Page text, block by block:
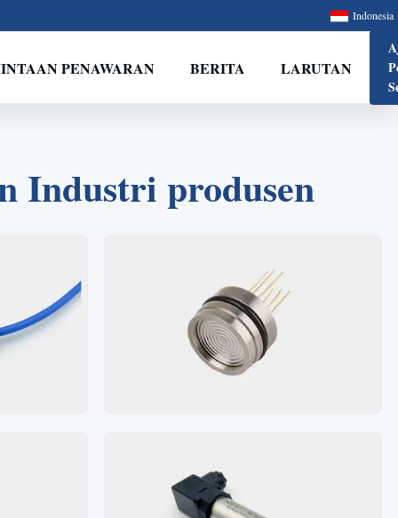
Indonesia
PENAWARAN BERITA LARUTAN
Industri produsen